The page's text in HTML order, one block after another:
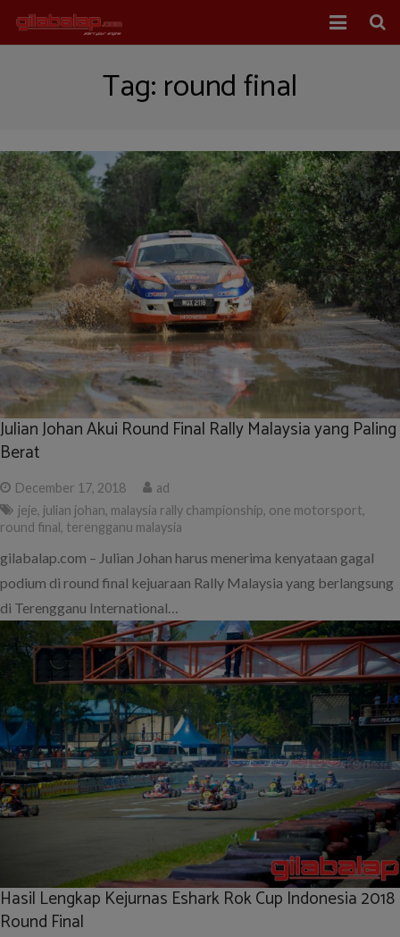
Balap Motor
About Us
Tag: round final
Julian Johan Akui Round Final Rally Malaysia yang Paling
Berat
December 17, 2018
ad
jeje, julian johan, malaysia rally championship, one motorsport,
round final, terengganu malaysia
gilabalap.com – Julian Johan harus menerima kenyataan gagal
podium di round final kejuaraan Rally Malaysia yang berlangsung
di Terengganu International…
Hasil Lengkap Kejurnas Eshark Rok Cup Indonesia 2018
Round Final